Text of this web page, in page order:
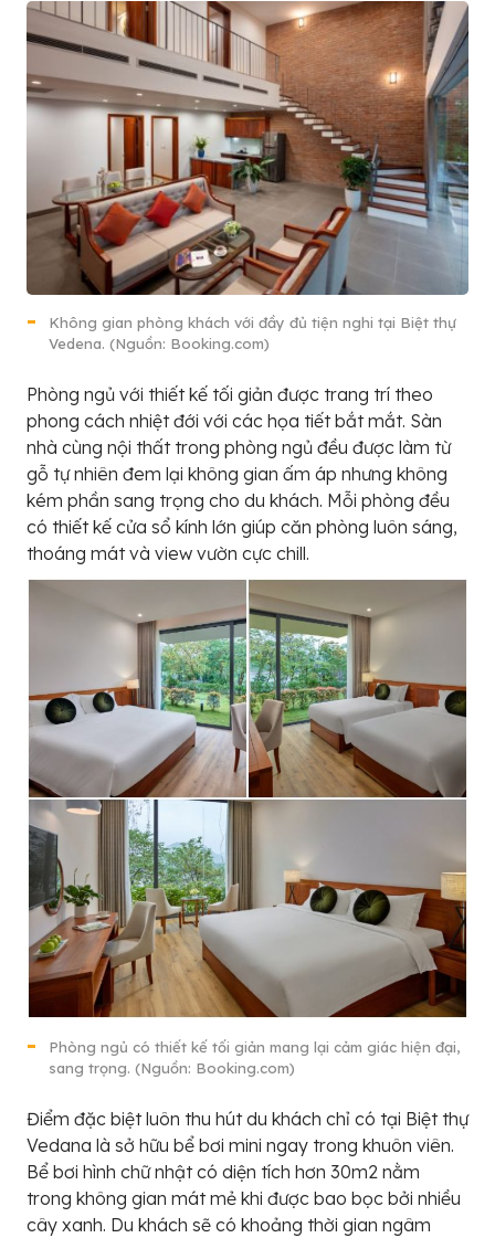
Không gian phòng khách với đầy đủ tiện nghi tại Biệt thự
Vedena. (Nguồn: Booking.com)
Phòng ngủ với thiết kế tối giản được trang trí theo
phong cách nhiệt đới với các họa tiết bắt mắt. Sàn
nhà cùng nội thất trong phòng ngủ đều được làm từ
gỗ tự nhiên đem lại không gian ấm áp nhưng không
kém phần sang trọng cho du khách. Mỗi phòng đều
có thiết kế cửa sổ kính lớn giúp căn phòng luôn sáng,
thoáng mát và view vườn cực chill.
Phòng ngủ có thiết kế tối giản mang lại cảm giác hiện đại,
sang trọng. (Nguồn: Booking.com)
Điểm đặc biệt luôn thu hút du khách chỉ có tại Biệt thự
Vedana là sở hữu bể bơi mini ngay trong khuôn viên.
Bể bơi hình chữ nhật có diện tích hơn 30m2 nằm
trong không gian mát mẻ khi được bao bọc bởi nhiều
cây xanh. Du khách sẽ có khoảng thời gian ngâm